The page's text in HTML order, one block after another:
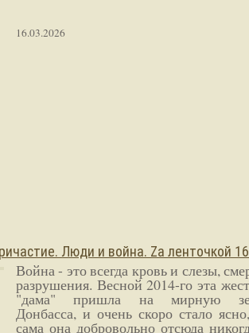
16.03.2026
Люди и война. Zа ленточкой
Война - это всегда кровь и слезы,
разрушения. Весной 2014-го эта
"дама" пришла на мирную
Донбасса, и очень скоро стало
сама она добровольно отсюда